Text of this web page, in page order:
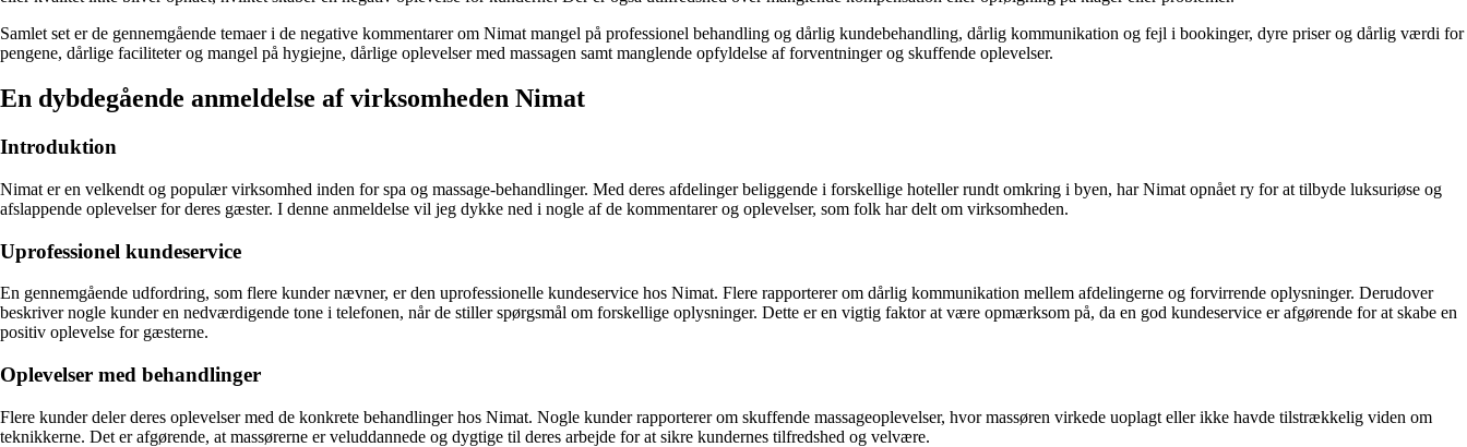
Samlet set er de gennemgående temaer i de negative kommentarer om Nimat mangel på professionel behandling og dårlig kundebehandling, dårlig kommunikation og fejl i bookinger, dyre priser og dårlig værdi for
pengene, dårlige faciliteter og mangel på hygiejne, dårlige oplevelser med massagen samt manglende opfyldelse af forventninger og skuffende oplevelser.
En dybdegående anmeldelse af virksomheden Nimat
Introduktion
Nimat er en velkendt og populær virksomhed inden for spa og massage-behandlinger. Med deres afdelinger beliggende i forskellige hoteller rundt omkring i byen, har Nimat opnået ry for at tilbyde luksuriøse og
afslappende oplevelser for deres gæster. I denne anmeldelse vil jeg dykke ned i nogle af de kommentarer og oplevelser, som folk har delt om virksomheden.
Uprofessionel kundeservice
En gennemgående udfordring, som flere kunder nævner, er den uprofessionelle kundeservice hos Nimat. Flere rapporterer om dårlig kommunikation mellem afdelingerne og forvirrende oplysninger. Derudover
beskriver nogle kunder en nedværdigende tone i telefonen, når de stiller spørgsmål om forskellige oplysninger. Dette er en vigtig faktor at være opmærksom på, da en god kundeservice er afgørende for at skabe en
positiv oplevelse for gæsterne.
Oplevelser med behandlinger
Flere kunder deler deres oplevelser med de konkrete behandlinger hos Nimat. Nogle kunder rapporterer om skuffende massageoplevelser, hvor massøren virkede uoplagt eller ikke havde tilstrækkelig viden om
teknikkerne. Det er afgørende, at massørerne er veluddannede og dygtige til deres arbejde for at sikre kundernes tilfredshed og velvære.